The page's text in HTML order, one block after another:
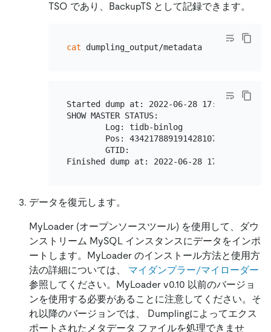
TSO であり、BackupTS として記録できます。
cat dumpling_output/metadata
Started dump at: 2022-06-28 17:49:54
SHOW MASTER STATUS:
        Log: tidb-binlog
        Pos: 434217889191428107
        GTID:
データを復元します。
MyLoader (オープンソースツール) を使用して、ダウ
ンストリーム MySQL インスタンスにデータをインポ
ートします。MyLoader のインストール方法と使用方
法の詳細については、 マイダンプラー/マイローダー
参照してください。MyLoader v0.10 以前のバージョ
ンを使用する必要があることに注意してください。そ
れ以降のバージョンでは、 Dumplingによってエクス
ポートされたメタデータ ファイルを処理できませ